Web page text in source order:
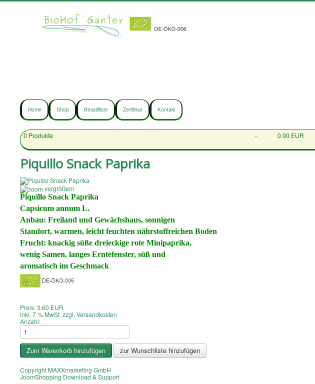
Home Shop Besstllliste Zertifikat Kontakt
0 Produkte -
0.00 EUR
Piquillo Snack Paprika
vergrößern
Piquillo Snack Paprika
Capsicum annum L.
Anbau: Freiland und Gewächshaus, sonnigen
Standort, warmen, leicht feuchten nährstoffreichen Boden
Frucht: knackig süße dreieckige rote Minipaprika,
wenig Samen, langes Erntefenster, süß und
aromatisch im Geschmack
Preis:3.60 EUR
inkl. 7 % MwSt. zzgl. Versandkosten
Anzahl:
Copyright MAXXmarketing GmbH
JoomShopping Download & Support